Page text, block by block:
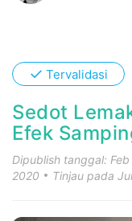
✓ Tervalidasi
Sedot
Efek
Dipublish tanggal:
2020
Tinjau pada